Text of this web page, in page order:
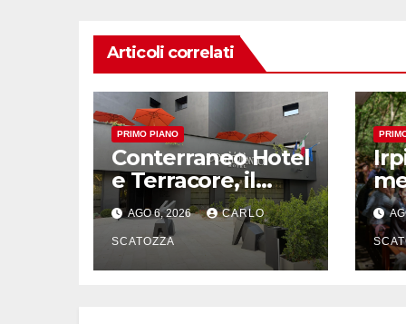
Articoli correlati
PRIMO PIANO
Conterraneo Hotel
e Terracore, il
gruppo Ferraro
amplia l’ ospitalità
e il gusto alle
porte di Caserta
AGO 6, 2026 CARLO
SCATOZZA